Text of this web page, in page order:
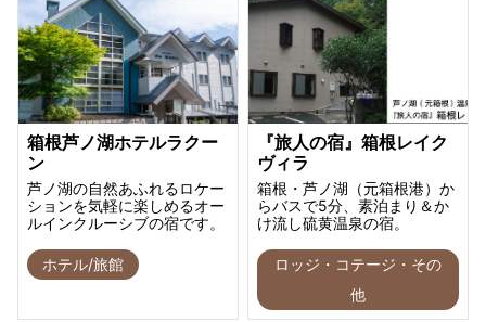
箱根芦ノ湖ホテルラクー
ン
芦ノ湖の自然あふれるロケー
ションを気軽に楽しめるオー
ルインクルーシブの宿です。
ホテル/旅館
『旅人の宿』箱根レイク
ヴィラ
箱根・芦ノ湖（元箱根港）か
らバスで5分、素泊まり＆か
け流し硫黄温泉の宿。
ロッジ・コテージ・その
他